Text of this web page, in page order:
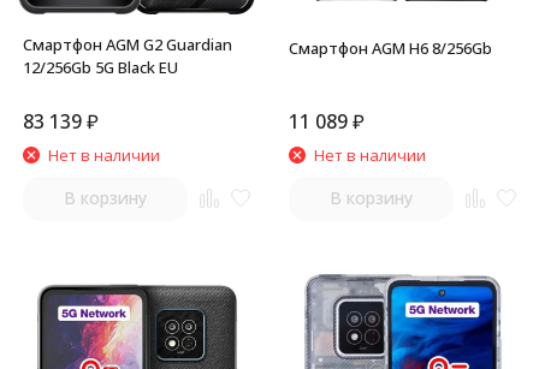
Смартфон AGM G2 Guardian
12/256Gb 5G Black EU
83 139₽
Нет в наличии
В корзину
Смартфон AGM H6 8/256Gb
11 089₽
Нет в наличии
В корзину